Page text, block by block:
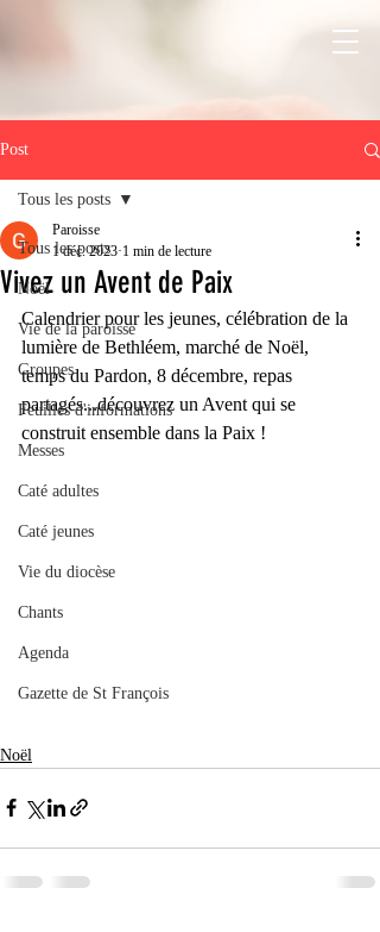
Post
Tous les posts
Noël
Vie de la paroisse
Groupes
Feuilles d'informations
Messes
Caté adultes
Caté jeunes
Vie du diocèse
Chants
Agenda
Gazette de St François
Tous les posts
Vivez un Avent de Paix
Paroisse
1 déc. 2023 1 min de lecture
Calendrier pour les jeunes, célébration de la
lumière de Bethléem, marché de Noël,
temps du Pardon, 8 décembre, repas
partagés...découvrez un Avent qui se
construit ensemble dans la Paix !
Noël